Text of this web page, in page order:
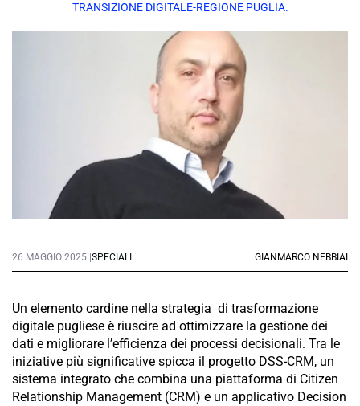
TRANSIZIONE DIGITALE-REGIONE PUGLIA.
26 MAGGIO 2025 | SPECIALI GIANMARCO NEBBIAI
Un elemento cardine nella strategia di trasformazione
digitale pugliese è riuscire ad ottimizzare la gestione dei
dati e migliorare l’efficienza dei processi decisionali. Tra le
iniziative più significative spicca il progetto DSS-CRM, un
sistema integrato che combina una piattaforma di Citizen
Relationship Management (CRM) e un applicativo Decision